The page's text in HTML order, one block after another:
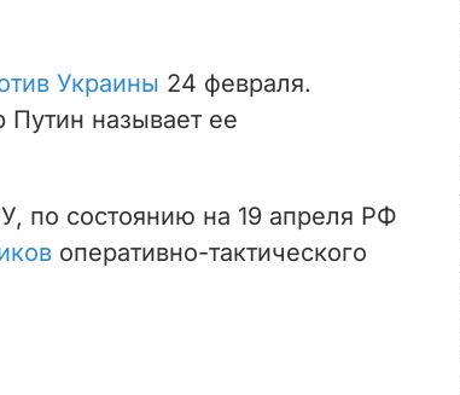
Украины 24 февраля.
называет ее
по состоянию на 19 апреля РФ
оперативно-тактического